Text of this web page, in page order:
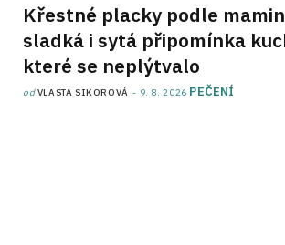
Křestné placky podle
sladká i sytá připomínka
které se neplýtvalo
odVLASTA SIKOROVÁ 9. 8. 2026 PEČENÍ